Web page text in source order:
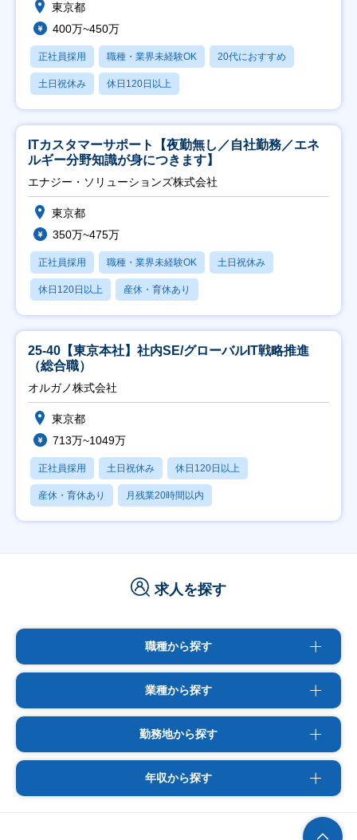
東京都
400万~450万
正社員採用 職種・業界未経験OK 20代におすすめ
土日祝休み 休日120日以上
ITカスタマーサポート【夜勤無し／自社勤務／エネ
ルギー分野知識が身につきます】
エナジー・ソリューションズ株式会社
東京都
350万~475万
正社員採用 職種・業界未経験OK 土日祝休み
休日120日以上 産休・育休あり
25-40【東京本社】社内SE/グローバルIT戦略推進
（総合職）
オルガノ株式会社
東京都
713万~1049万
正社員採用 土日祝休み 休日120日以上
産休・育休あり 月残業20時間以内
求人を探す
職種から探す
業種から探す
勤務地から探す
年収から探す